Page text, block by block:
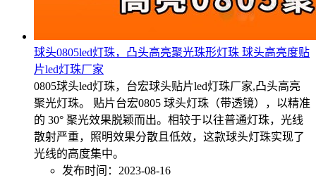
球头0805led灯珠，凸头高亮聚光珠形灯珠 球头高亮度贴
片led灯珠厂家
0805球头led灯珠，台宏球头贴片led灯珠厂家,凸头高亮
聚光灯珠。 贴片台宏0805 球头灯珠（带透镜），以精准
的 30° 聚光效果脱颖而出。相较于以往普通灯珠，光线
散射严重，照明效果分散且低效，这款球头灯珠实现了
光线的高度集中。
发布时间：2023-08-16